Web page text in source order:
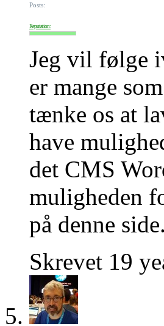
Posts:
Reputation:
Jeg vil følge
er mange
tænke os at
have
det CMS
muligheden
på denne side.
Skrevet 19